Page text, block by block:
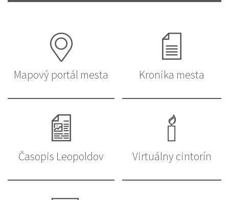
Mapový portál mesta Kronika mesta
Časopis Leopoldov Virtuálny cintorín